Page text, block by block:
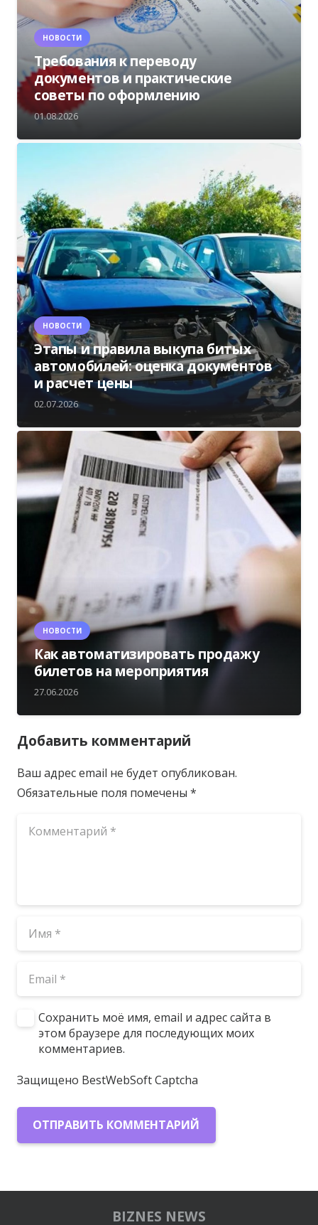
НОВОСТИ
Требования к переводу
документов и практические
советы по оформлению
01.08.2026
НОВОСТИ
Этапы и правила выкупа битых
автомобилей: оценка документов
и расчет цены
02.07.2026
НОВОСТИ
Как автоматизировать продажу
билетов на мероприятия
27.06.2026
Добавить комментарий
Ваш адрес email не будет опубликован.
Обязательные поля помечены *
Сохранить моё имя, email и адрес сайта в
этом браузере для последующих моих
комментариев.
Защищено BestWebSoft Captcha
ОТПРАВИТЬ КОММЕНТАРИЙ
BIZNES NEWS